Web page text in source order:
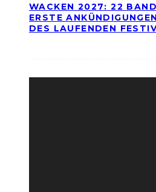
WACKEN 2027: 22
ERSTE
DES LAUFENDEN